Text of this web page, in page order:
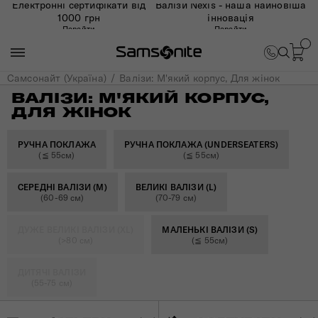
Електронні сертифікати від
1000 грн
Перейти
Валізи Nexis - наша найновіша
інновація
Перейти
Самсонайт (Україна) Валізи: М'який корпус, Для жінок
ВАЛІЗИ: М'ЯКИЙ КОРПУС,
ДЛЯ ЖІНОК
РУЧНА ПОКЛАЖА
(≦ 55см)
РУЧНА ПОКЛАЖА (UNDERSEATERS)
(≦ 55см)
СЕРЕДНІ ВАЛІЗИ (M)
(60-69 см)
ВЕЛИКІ ВАЛІЗИ (L)
(70-79 см)
МАЛЕНЬКІ ВАЛІЗИ (S)
(≦ 55см)